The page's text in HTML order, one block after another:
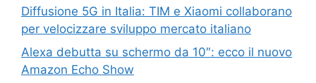
Diffusione 5G in Italia: TIM e Xiaomi collaborano
per velocizzare sviluppo mercato italiano
Alexa debutta su schermo da 10″: ecco il nuovo
Amazon Echo Show